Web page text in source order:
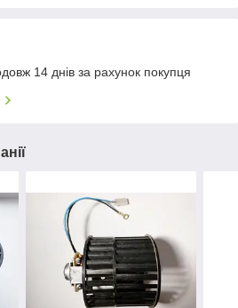
14 днів за рахунок покупця